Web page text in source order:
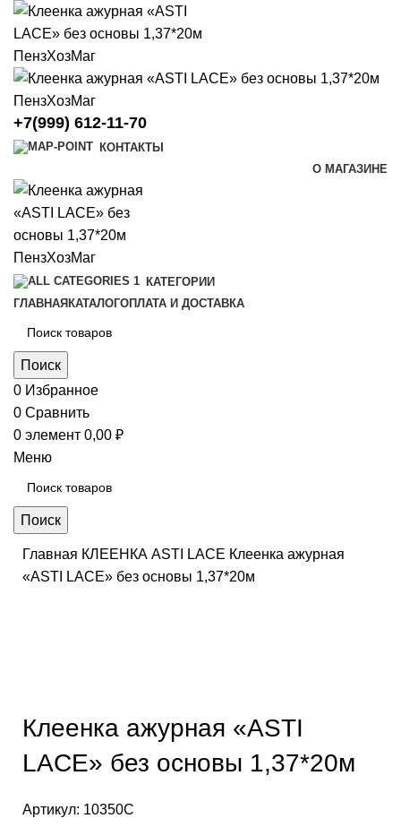
+7(999) 612-11-70
КОНТАКТЫ
О МАГАЗИНЕ
КАТЕГОРИИ
ГЛАВНАЯ КАТАЛОГОПЛАТА И ДОСТАВКА
Поиск
0 Избранное
0 Сравнить
0 элемент 0,00 ₽
Меню
Поиск
Главная КЛЕЕНКА ASTI LACE Клеенка ажурная
«ASTI LACE» без основы 1,37*20м
Клеенка ажурная «ASTI
LACE» без основы 1,37*20м
Артикул: 10350C